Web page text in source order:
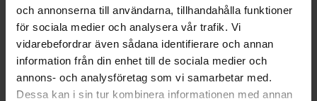
och annonserna till användarna, tillhandahålla funktioner
för sociala medier och analysera vår trafik. Vi
vidarebefordrar även sådana identifierare och annan
information från din enhet till de sociala medier och
annons- och analysföretag som vi samarbetar med.
Dessa kan i sin tur kombinera informationen med annan
Artikelnr: SM680180
Finns i lager
Inkl. moms: 238 kr
Lägg i varukorgen